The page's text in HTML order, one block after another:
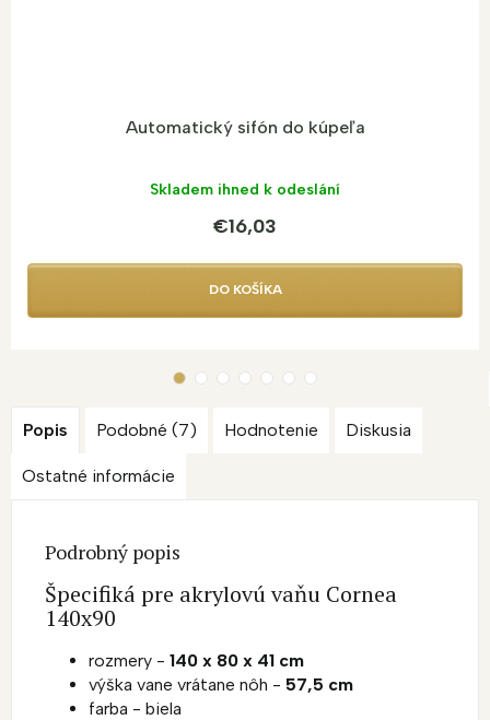
Automatický sifón do kúpeľa
Skladem ihned k odeslání
€16,03
DO KOŠÍKA
Popis Podobné (7) Hodnotenie Diskusia
Ostatné informácie
Podrobný popis
Špecifiká pre akrylovú vaňu Cornea
140x90
rozmery - 140 x 80 x 41 cm
výška vane vrátane nôh - 57,5 cm
farba - biela